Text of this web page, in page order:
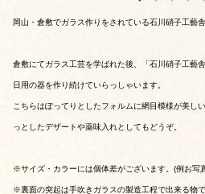
岡山・倉敷でガラス作りをされている石川硝子工藝
倉敷にてガラス工芸を学ばれた後、「石川硝子工藝
日用の器を作り続けていらっしゃいます。
こちらはぽってりとしたフォルムに網目模様が美し
っとしたデザートや薬味入れとしてもどうぞ。
※サイズ・カラーには個体差がございます。(例お写
※裏面の突起は手吹きガラスの製造工程で出来る物